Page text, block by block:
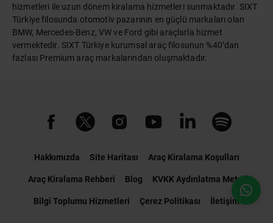
hizmetleri ile uzun dönem kiralama hizmetleri sunmaktadır. SIXT
Türkiye filosunda otomotiv pazarının en güçlü markaları olan
BMW, Mercedes-Benz, VW ve Ford gibi araçlarla hizmet
vermektedir. SIXT Türkiye kurumsal araç filosunun %40’dan
fazlası Premium araç markalarından oluşmaktadır.
Hakkımızda Site Haritası Araç Kiralama Koşulları
Araç Kiralama Rehberi Blog KVKK Aydınlatma Metni
Bilgi Toplumu Hizmetleri Çerez Politikası İletişim